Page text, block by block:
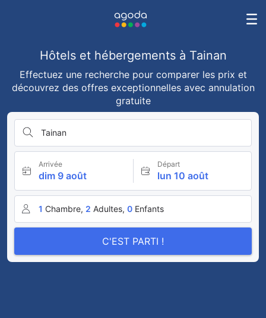
Hôtels et hébergements à Tainan
Effectuez une recherche pour comparer les prix et
découvrez des offres exceptionnelles avec annulation
gratuite
Tainan
Arrivée
dim 9 août
Départ
lun 10 août
1 Chambre, 2 Adultes, 0 Enfants
C'EST PARTI !